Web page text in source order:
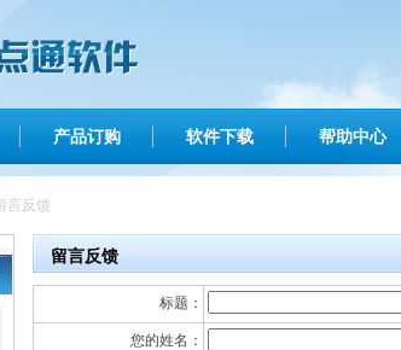
产品订购 软件下载 帮助中心
言反馈
留言反馈
标题：
您的姓名：